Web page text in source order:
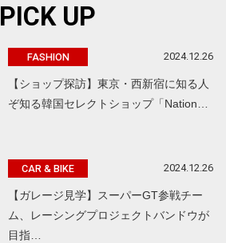
PICK UP
FASHION 2024.12.26
【ショップ探訪】東京・西新宿に知る人
ぞ知る韓国セレクトショップ「Nation…
CAR & BIKE 2024.12.26
【ガレージ見学】スーパーGT参戦チー
ム、レーシングプロジェクトバンドウが
目指…